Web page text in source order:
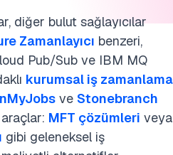
diğer bulut sağlayıcılar
Zamanlayıcı benzeri,
Pub/Sub ve IBM MQ
kurumsal iş zamanlama
ve Stonebranch
araçlar: MFT çözümleri veya
gibi geleneksel iş